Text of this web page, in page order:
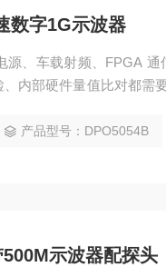
数字1G示波器
源、车载射频、FPGA
内部硬件量值比对都需
四通道 1GHz 机
产品型号：DPO5054B
示波器配探头